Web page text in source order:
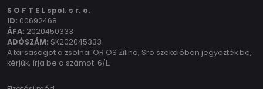
S O F T E L spol. s r. o.
ID: 00692468
ÁFA: 2020450333
ADÓSZÁM: SK202045333
A társaságot a zsolnai OR OS Žilina, Sro szekcióban jegyezték be,
kérjük, írja be a számot: 6/L.